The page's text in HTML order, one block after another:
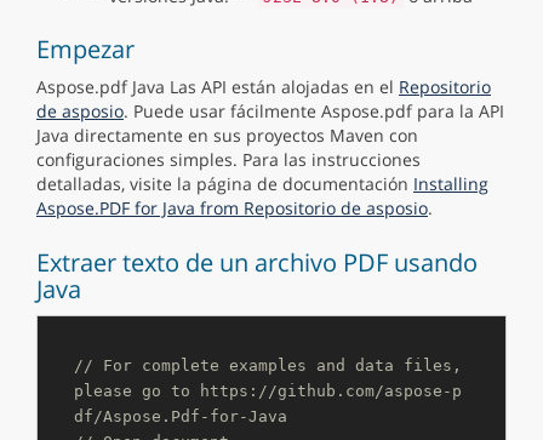
Empezar
Aspose.pdf Java Las API están alojadas en el Repositorio
de asposio. Puede usar fácilmente Aspose.pdf para la API
Java directamente en sus proyectos Maven con
configuraciones simples. Para las instrucciones
detalladas, visite la página de documentación Installing
Aspose.PDF for Java from Repositorio de asposio.
Extraer texto de un archivo PDF usando
Java
// For complete examples and data files,
please go to https://github.com/aspose-p
df/Aspose.Pdf-for-Java